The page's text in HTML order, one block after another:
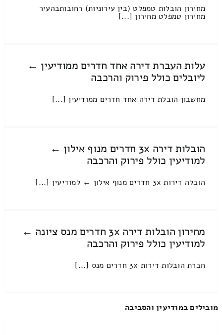
מחירון הובלות טמפלט (בין עירוניות) רחובותבהעיר
מחירון טמפלט מחירון [...]
עלות העברת דירה אחד חדרים ממודיעין ←
ליובלים כולל פירוק והרכבה
מחשבון הובלת דירה אחד חדרים ממודיעין [...]
הובלות דירה 3x חדרים מנוף אילון ←
למודיעין כולל פירוק והרכבה
הובלה דירות 3x חדרים מנוף אילון ← למודיעין [...]
מחירון הובלות דירה 3x חדרים מנס ציונה ←
למודיעין כולל פירוק והרכבה
חברת הובלות דירות 3x חדרים מנס [...]
מובילים במודיעין והסביבה